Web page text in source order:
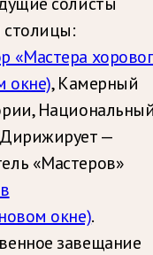
«Мастера
окне), Камерный
—
«Мастеров»
окне).
завещание